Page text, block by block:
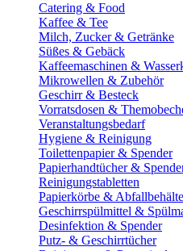
Catering & Food
Kaffee & Tee
Milch, Zucker & Getränke
Süßes & Gebäck
Kaffeemaschinen &
Mikrowellen & Zubehör
Geschirr & Besteck
Vorratsdosen &
Veranstaltungsbedarf
Hygiene & Reinigung
Toilettenpapier & Spender
Papierhandtücher &
Reinigungstabletten
Papierkörbe &
Geschirrspülmittel &
Desinfektion & Spender
Putz- & Geschirrtücher